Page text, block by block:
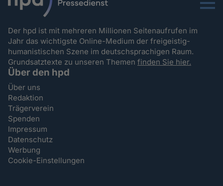
Menu
Der hpd ist mit mehreren Millionen Seitenaufrufen im
Jahr das wichtigste Online-Medium der freigeistig-
humanistischen Szene im deutschsprachigen Raum.
Grundsatztexte zu unseren Themenfinden Sie hier.
Über den hpd
Über uns
Redaktion
Trägerverein
Spenden
Impressum
Datenschutz
Werbung
Cookie-Einstellungen